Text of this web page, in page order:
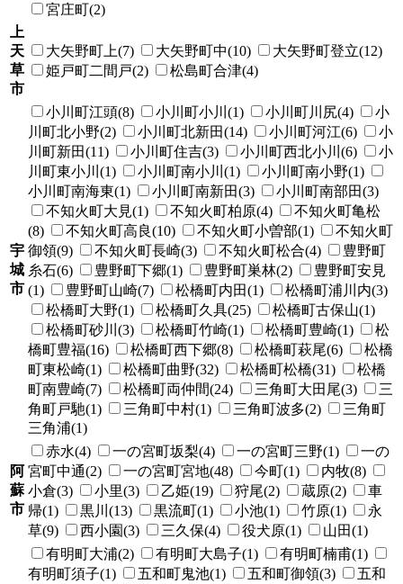
宮庄町(2)
上
天
草
市
大矢野町上(7) 大矢野町中(10)
大矢野町登立(12)
姫戸町二間戸(2)
松島町合津(4)
宇
城
市
小川町江頭(8) 小川町小川(1) 小川町川尻(4)
小
川町北小野(2)
小川町北新田(14) 小川町河江(6)
小
川町新田(11)
小川町住吉(3) 小川町西北小川(6)
小
川町東小川(1)
小川町南小川(1)
小川町南小野(1)
小川町南海東(1)
小川町南新田(3)
小川町南部田(3)
不知火町大見(1)
不知火町柏原(4)
不知火町亀松
(8)
不知火町高良(10) 不知火町小曽部(1)
不知火町
御領(9)
不知火町長崎(3) 不知火町松合(4)
豊野町
糸石(6)
豊野町下郷(1) 豊野町巣林(2)
豊野町安見
(1)
豊野町山崎(7) 松橋町内田(1)
松橋町浦川内(3)
松橋町大野(1)
松橋町久具(25)
松橋町古保山(1)
松橋町砂川(3)
松橋町竹崎(1) 松橋町豊崎(1)
松
橋町豊福(16)
松橋町西下郷(8) 松橋町萩尾(6)
松橋
町東松崎(1)
松橋町曲野(32) 松橋町松橋(31)
松橋
町南豊崎(7)
松橋町両仲間(24) 三角町大田尾(3)
三
角町戸馳(1)
三角町中村(1) 三角町波多(2)
三角町
三角浦(1)
阿
蘇
市
赤水(4) 一の宮町坂梨(4) 一の宮町三野(1)
一の
宮町中通(2)
一の宮町宮地(48) 今町(1)
内牧(8)
小倉(3)
小里(3) 乙姫(19) 狩尾(2) 蔵原(2)
車
帰(1)
黒川(13) 黒流町(1) 小池(1) 竹原(1)
永
草(9)
西小園(3) 三久保(4) 役犬原(1) 山田(1)
有明町大浦(2) 有明町大島子(1)
有明町楠甫(1)
有明町須子(1)
五和町鬼池(1) 五和町御領(3)
五和